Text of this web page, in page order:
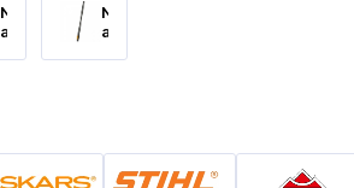
Nože
a
Násady
a